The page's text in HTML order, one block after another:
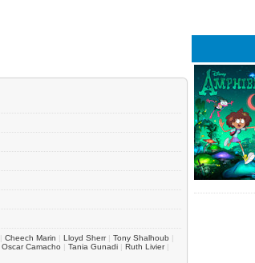
| Cheech Marin | Lloyd Sherr| Tony Shalhoub |
Oscar Camacho | Tania Gunadi | Ruth Livier|